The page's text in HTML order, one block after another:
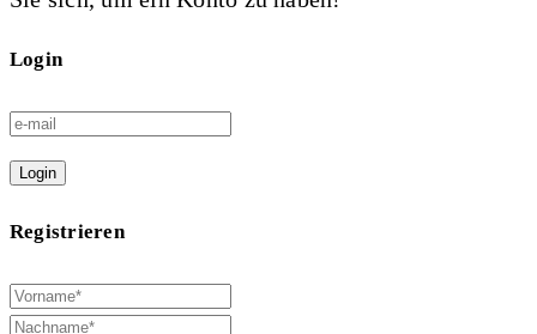
Login
Login
Registrieren